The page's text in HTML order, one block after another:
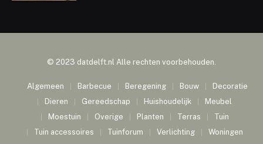
© 2023 datdelft.nl Alle rechten voorbehouden.
Algemeen Barbecue Beregening Bouw
Decoratie
Dieren
Gereedschap Huishoudelijk
Meubel
Moestuin
Overige Planten Terras
Tuin
Tuin accessoires
Tuinforum Verlichting
Woningen